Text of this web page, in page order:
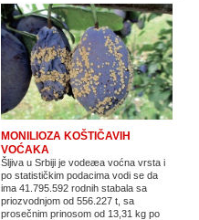
MONILIOZA KOŠTIČAVIH
VOĆAKA
Šljiva u Srbiji je vodeæa voćna vrsta i
po statističkim podacima vodi se da
ima 41.795.592 rodnih stabala sa
priozvodnjom od 556.227 t, sa
prosečnim prinosom od 13,31 kg po